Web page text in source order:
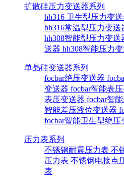
扩散硅压力变送器系列
hh316 卫生型压力变
hh316常温型压力变送
hh308智能型压力变送
送器 hh308智能压力
单晶硅变送器系列
focbar绝压变送器
变送器 focbar智能表
表压变送器 focbar智
智能差压液位变送器
focbar智能卫生型绝压
压力表系列
不锈钢耐震压力表 不
压力表 不锈钢电接点
表